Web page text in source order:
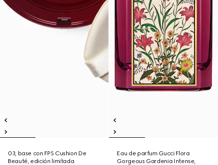
03, base con FPS Cushion De
Beauté, edición limitada
Eau de parfum Gucci Flora
Gorgeous Gardenia Intense,